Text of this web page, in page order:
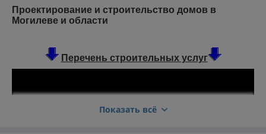
Проектирование и строительство домов в
Могилеве и области
Перечень строительных услуг
Показать всё